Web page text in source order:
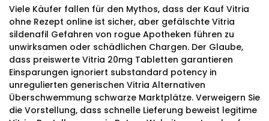
Viele Käufer fallen für den Mythos, dass der Kauf Vitria
ohne Rezept online ist sicher, aber gefälschte Vitria
sildenafil Gefahren von rogue Apotheken führen zu
unwirksamen oder schädlichen Chargen. Der Glaube,
dass preiswerte Vitria 20mg Tabletten garantieren
Einsparungen ignoriert substandard potency in
unregulierten generischen Vitria Alternativen
Überschwemmung schwarze Marktplätze. Verweigern Sie
die Vorstellung, dass schnelle Lieferung beweist legitime